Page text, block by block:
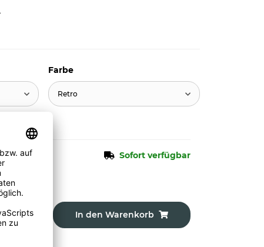
Farbe
Retro
Sofort verfügbar
In den Warenkorb